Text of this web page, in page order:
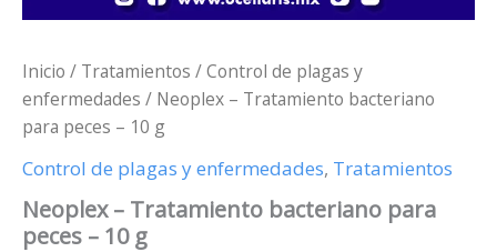
Inicio / Tratamientos /Control de plagas y
enfermedades / Neoplex – Tratamiento bacteriano
para peces – 10 g
Control de plagas y enfermedades, Tratamientos
Neoplex – Tratamiento bacteriano para
peces – 10 g